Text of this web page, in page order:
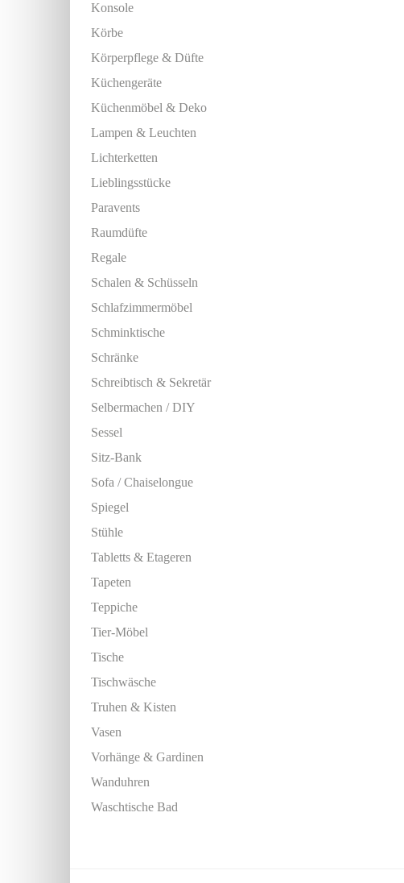
Konsole
Körbe
Körperpflege & Düfte
Küchengeräte
Küchenmöbel & Deko
Lampen & Leuchten
Lichterketten
Lieblingsstücke
Paravents
Raumdüfte
Regale
Schalen & Schüsseln
Schlafzimmermöbel
Schminktische
Schränke
Schreibtisch & Sekretär
Selbermachen / DIY
Sessel
Sitz-Bank
Sofa / Chaiselongue
Spiegel
Stühle
Tabletts & Etageren
Tapeten
Teppiche
Tier-Möbel
Tische
Tischwäsche
Truhen & Kisten
Vasen
Vorhänge & Gardinen
Wanduhren
Waschtische Bad